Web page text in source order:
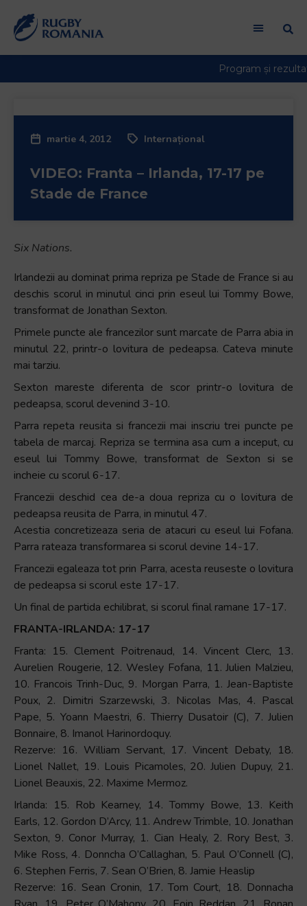
martie 4, 2012 Internațional
VIDEO: Franta – Irlanda, 17-17 pe
Stade de France
Six Nations.
Irlandezii au dominat prima repriza pe Stade de France si au
deschis scorul in minutul cinci prin eseul lui Tommy Bowe,
transformat de Jonathan Sexton.
Primele puncte ale francezilor sunt marcate de Parra abia in
minutul 22, printr-o lovitura de pedeapsa. Cateva minute
mai tarziu.
Sexton mareste diferenta de scor printr-o lovitura de
pedeapsa, scorul devenind 3-10.
Parra repeta reusita si francezii mai inscriu trei puncte pe
tabela de marcaj. Repriza se termina asa cum a inceput, cu
eseul lui Tommy Bowe, transformat de Sexton si se
incheie cu scorul 6-17.
Francezii deschid cea de-a doua repriza cu o lovitura de
pedeapsa reusita de Parra, in minutul 47.
Acestia concretizeaza seria de atacuri cu eseul lui Fofana.
Parra rateaza transformarea si scorul devine 14-17.
Francezii egaleaza tot prin Parra, acesta reuseste o lovitura
de pedeapsa si scorul este 17-17.
Un final de partida echilibrat, si scorul final ramane 17-17.
FRANTA-IRLANDA: 17-17
Franta: 15. Clement Poitrenaud, 14. Vincent Clerc, 13.
Aurelien Rougerie, 12. Wesley Fofana, 11. Julien Malzieu,
10. Francois Trinh-Duc, 9. Morgan Parra, 1. Jean-Baptiste
Poux, 2. Dimitri Szarzewski, 3. Nicolas Mas, 4. Pascal
Pape, 5. Yoann Maestri, 6. Thierry Dusatoir (C), 7. Julien
Bonnaire, 8. Imanol Harinordoquy.
Rezerve: 16. William Servant, 17. Vincent Debaty, 18.
Lionel Nallet, 19. Louis Picamoles, 20. Julien Dupuy, 21.
Lionel Beauxis, 22. Maxime Mermoz.
Irlanda: 15. Rob Kearney, 14. Tommy Bowe, 13. Keith
Earls, 12. Gordon D’Arcy, 11. Andrew Trimble, 10. Jonathan
Sexton, 9. Conor Murray, 1. Cian Healy, 2. Rory Best, 3.
Mike Ross, 4. Donncha O’Callaghan, 5. Paul O’Connell (C),
6. Stephen Ferris, 7. Sean O’Brien, 8. Jamie Heaslip
Rezerve: 16. Sean Cronin, 17. Tom Court, 18. Donnacha